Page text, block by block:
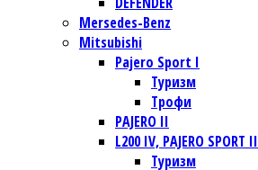
Mersedes-Benz
Mitsubishi
Pajero Sport I
Туризм
Трофи
PAJERO II
L200 IV, PAJERO SPORT II
Туризм